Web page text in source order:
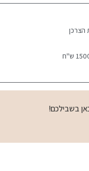
הצרכן
בשבילכם!